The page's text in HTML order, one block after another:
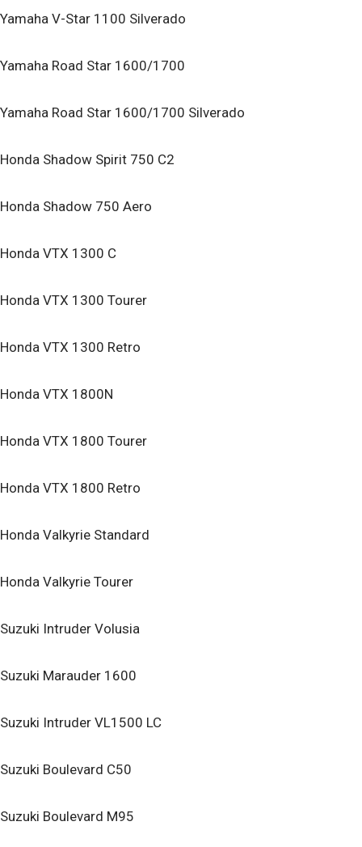
Yamaha V-Star 1100 Silverado
Yamaha Road Star 1600/1700
Yamaha Road Star 1600/1700 Silverado
Honda Shadow Spirit 750 C2
Honda Shadow 750 Aero
Honda VTX 1300 C
Honda VTX 1300 Tourer
Honda VTX 1300 Retro
Honda VTX 1800N
Honda VTX 1800 Tourer
Honda VTX 1800 Retro
Honda Valkyrie Standard
Honda Valkyrie Tourer
Suzuki Intruder Volusia
Suzuki Marauder 1600
Suzuki Intruder VL1500 LC
Suzuki Boulevard C50
Suzuki Boulevard M95